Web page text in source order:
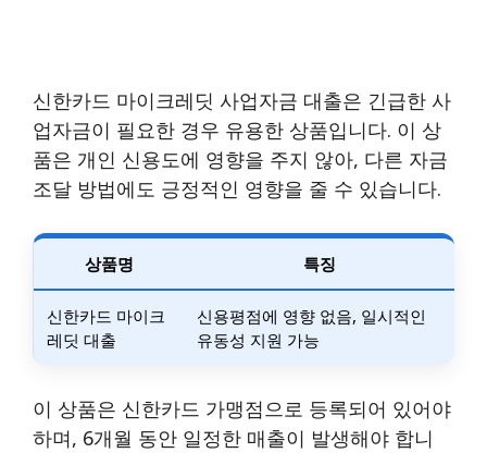
신한카드 마이크레딧 사업자금 대출은 긴급한 사
업자금이 필요한 경우 유용한 상품입니다. 이 상
품은 개인 신용도에 영향을 주지 않아, 다른 자금
조달 방법에도 긍정적인 영향을 줄 수 있습니다.
상품명 특징
신한카드 마이크
레딧 대출
신용평점에 영향 없음, 일시적인
유동성 지원 가능
이 상품은 신한카드 가맹점으로 등록되어 있어야
하며, 6개월 동안 일정한 매출이 발생해야 합니